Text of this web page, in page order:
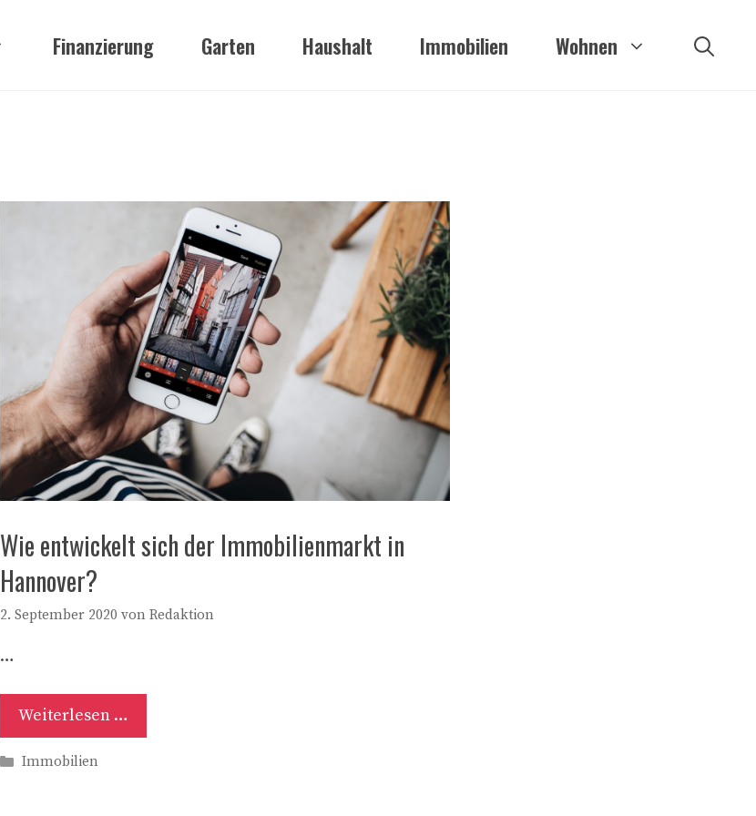
Finanzierung Garten Haushalt Immobilien Wohnen
Wie entwickelt sich der Immobilienmarkt in
Hannover?
2. September 2020 von Redaktion
…
Weiterlesen …
Kategorien
Immobilien